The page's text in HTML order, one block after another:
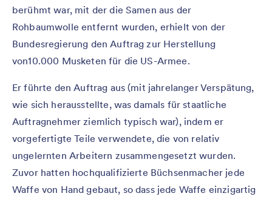
berühmt war, mit der die Samen aus der
Rohbaumwolle entfernt wurden, erhielt von der
Bundesregierung den Auftrag zur Herstellung
von10.000 Musketen für die US-Armee.
Er führte den Auftrag aus (mit jahrelanger Verspätung,
wie sich herausstellte, was damals für staatliche
Auftragnehmer ziemlich typisch war), indem er
vorgefertigte Teile verwendete, die von relativ
ungelernten Arbeitern zusammengesetzt wurden.
Zuvor hatten hochqualifizierte Büchsenmacher jede
Waffe von Hand gebaut, so dass jede Waffe einzigartig